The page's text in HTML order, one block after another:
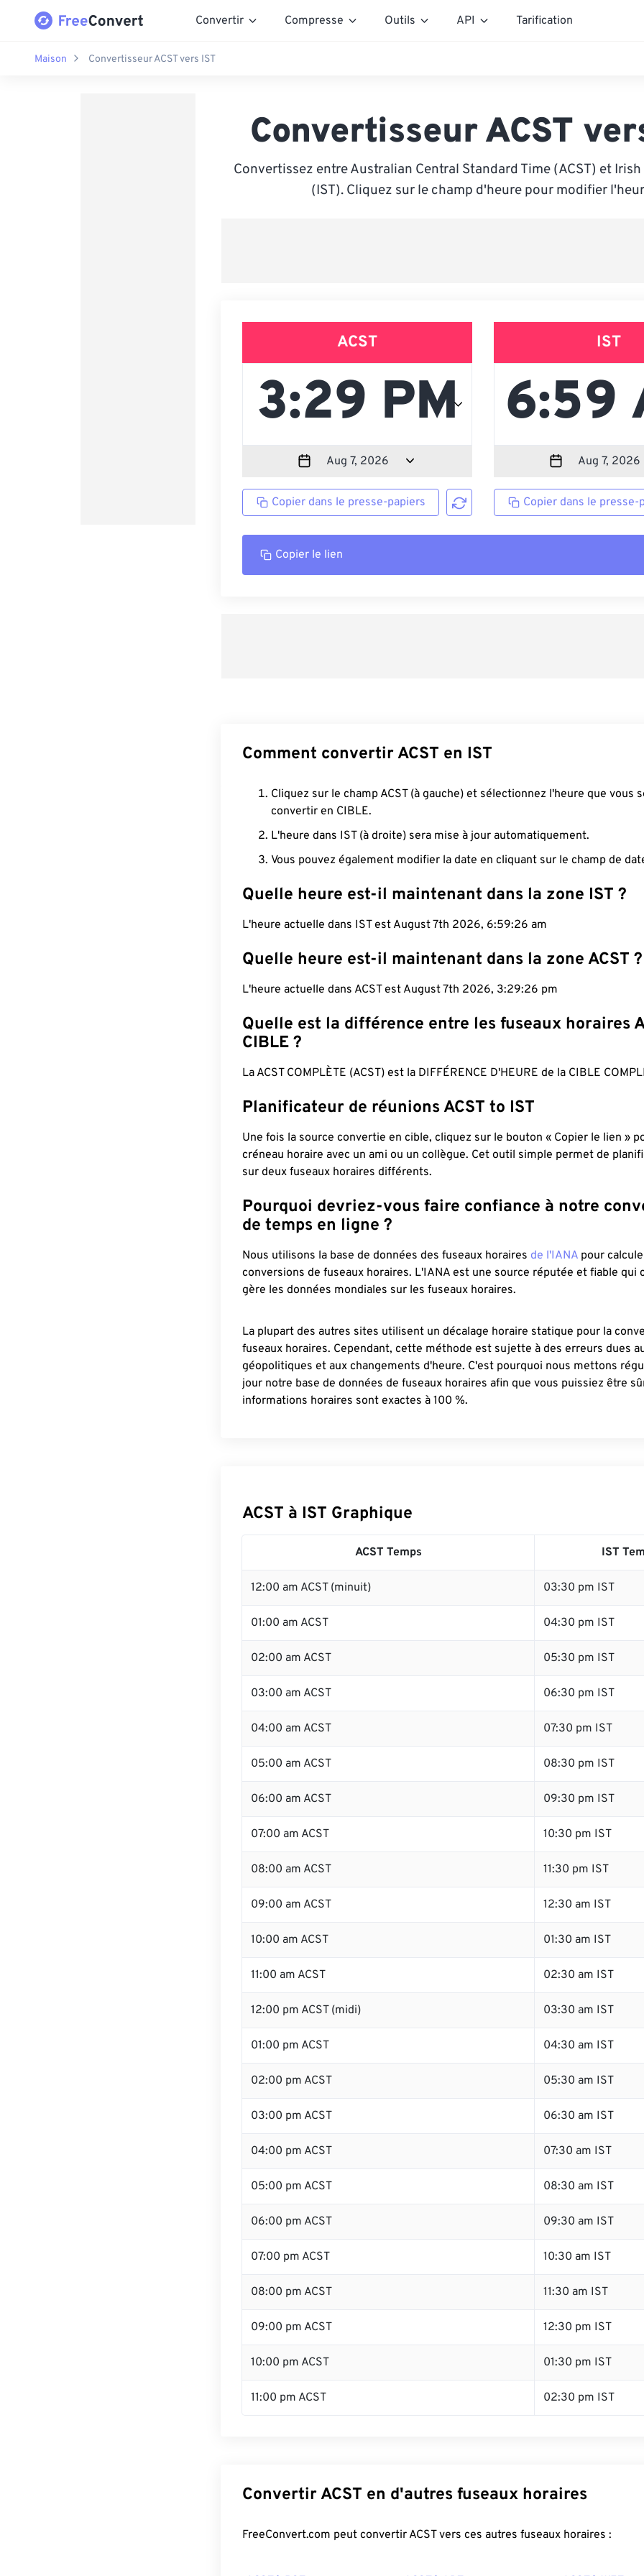
Convertir Compresse Outils API Tarification
Maison Convertisseur ACST vers IST
Convertisseur ACST
Convertissez entre Australian Central Standard Time (ACST) et
(IST). Cliquez sur le champ d'heure pour modifier
ACST
Copier dans le presse-papiers
IST
Copier dans le presse-
Copier le lien
Comment convertir ACST en IST
Cliquez sur le champ ACST (à gauche) et sélectionnez l'heure que vous
convertir en CIBLE.
L'heure dans IST (à droite) sera mise à jour automatiquement.
Vous pouvez également modifier la date en cliquant sur le champ de
Quelle heure est-il maintenant dans la zone IST ?
L'heure actuelle dans IST est August 7th 2026, 6:59:27 am
Quelle heure est-il maintenant dans la zone ACST ?
L'heure actuelle dans ACST est August 7th 2026, 3:29:27 pm
Quelle est la différence entre les fuseaux horaires
CIBLE ?
La ACST COMPLÈTE (ACST) est la DIFFÉRENCE D'HEURE de la CIBLE
Planificateur de réunions ACST to IST
Une fois la source convertie en cible, cliquez sur le bouton « Copier le lien »
créneau horaire avec un ami ou un collègue. Cet outil simple permet de
sur deux fuseaux horaires différents.
Pourquoi devriez-vous faire confiance à notre
de temps en ligne ?
Nous utilisons la base de données des fuseaux horaires de l'IANA pour
conversions de fuseaux horaires. L'IANA est une source réputée et fiable qui
gère les données mondiales sur les fuseaux horaires.
La plupart des autres sites utilisent un décalage horaire statique pour la
fuseaux horaires. Cependant, cette méthode est sujette à des erreurs dues
géopolitiques et aux changements d'heure. C'est pourquoi nous mettons
jour notre base de données de fuseaux horaires afin que vous puissiez être
informations horaires sont exactes à 100 %.
ACST à IST Graphique
ACST Temps IST
12:00 am ACST (minuit) 03:30 pm IST
01:00 am ACST 04:30 pm IST
02:00 am ACST 05:30 pm IST
03:00 am ACST 06:30 pm IST
04:00 am ACST 07:30 pm IST
05:00 am ACST 08:30 pm IST
06:00 am ACST 09:30 pm IST
07:00 am ACST 10:30 pm IST
08:00 am ACST 11:30 pm IST
09:00 am ACST 12:30 am IST
10:00 am ACST 01:30 am IST
11:00 am ACST 02:30 am IST
12:00 pm ACST (midi) 03:30 am IST
01:00 pm ACST 04:30 am IST
02:00 pm ACST 05:30 am IST
03:00 pm ACST 06:30 am IST
04:00 pm ACST 07:30 am IST
05:00 pm ACST 08:30 am IST
06:00 pm ACST 09:30 am IST
07:00 pm ACST 10:30 am IST
08:00 pm ACST 11:30 am IST
09:00 pm ACST 12:30 pm IST
10:00 pm ACST 01:30 pm IST
11:00 pm ACST 02:30 pm IST
Convertir ACST en d'autres fuseaux horaires
FreeConvert.com peut convertir ACST vers ces autres fuseaux horaires :